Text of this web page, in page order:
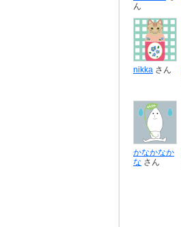
ん
nikka さん
かなかなか
な さん